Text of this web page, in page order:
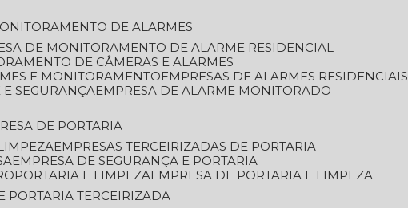
DE ALARMES
DE MONITORAMENTO DE ALARME RESIDENCIAL
DE CÂMERAS E ALARMES
E MONITORAMENTO
EMPRESAS DE ALARMES RESIDENCIAIS
E SEGURANÇA
EMPRESA DE ALARME MONITORADO
DE PORTARIA
EMPRESAS TERCEIRIZADAS DE PORTARIA
EMPRESA DE SEGURANÇA E PORTARIA
PORTARIA E LIMPEZA
EMPRESA DE PORTARIA E LIMPEZA
PORTARIA TERCEIRIZADA